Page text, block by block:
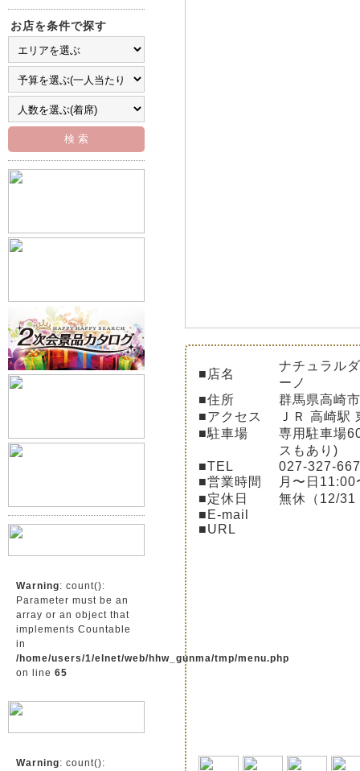
お店を条件で探す
Warning: count():
Parameter must be an
array or an object that
implements Countable
in
/home/users/1/elnet/web/hhw_gunma/tmp/menu.php
on line 65
Warning: count():
■店名
ナチュラル
ーノ
■住所
群馬県高崎
■アクセス
ＪＲ 高崎駅
■駐車場
専用駐車場
スもあり)
■TEL
027-327-
■営業時間
月〜日
■定休日
無休（12/31
■E-mail
■URL